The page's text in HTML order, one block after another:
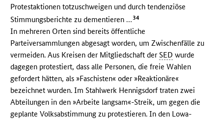
Protestaktionen totzuschweigen und durch tendenziöse
Stimmungsberichte zu dementieren … 34
In mehreren Orten sind bereits öffentliche
Parteiversammlungen abgesagt worden, um Zwischenfälle zu
vermeiden. Aus Kreisen der Mitgliedschaft derSED wurde
dagegen protestiert, dass alle Personen, die freie Wahlen
gefordert hätten, als »Faschisten« oder »Reaktionäre«
bezeichnet wurden. Im Stahlwerk Hennigsdorf traten zwei
Abteilungen in den »Arbeite langsam«-Streik, um gegen die
geplante Volksabstimmung zu protestieren. In den Lowa-